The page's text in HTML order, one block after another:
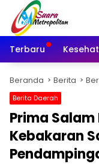
Langsung
konten
Terbaru
Beranda Berita
Berita Daerah
Prima
Kebakaran